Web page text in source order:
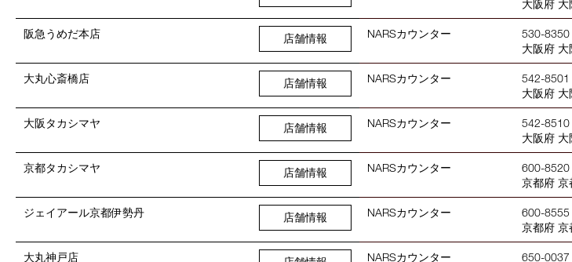
大阪府
阪急うめだ本店 店舗情報 NARSカウンター
530-8350
大阪府
大丸心斎橋店 店舗情報 NARSカウンター
542-8501
大阪府
大阪タカシマヤ 店舗情報 NARSカウンター
542-8510
大阪府
京都タカシマヤ 店舗情報 NARSカウンター
600-8520
京都府 京
ジェイアール京都伊勢丹 店舗情報 NARSカウンター
600-8555
京都府 京
大丸神戸店 NARSカウンター
650-0037